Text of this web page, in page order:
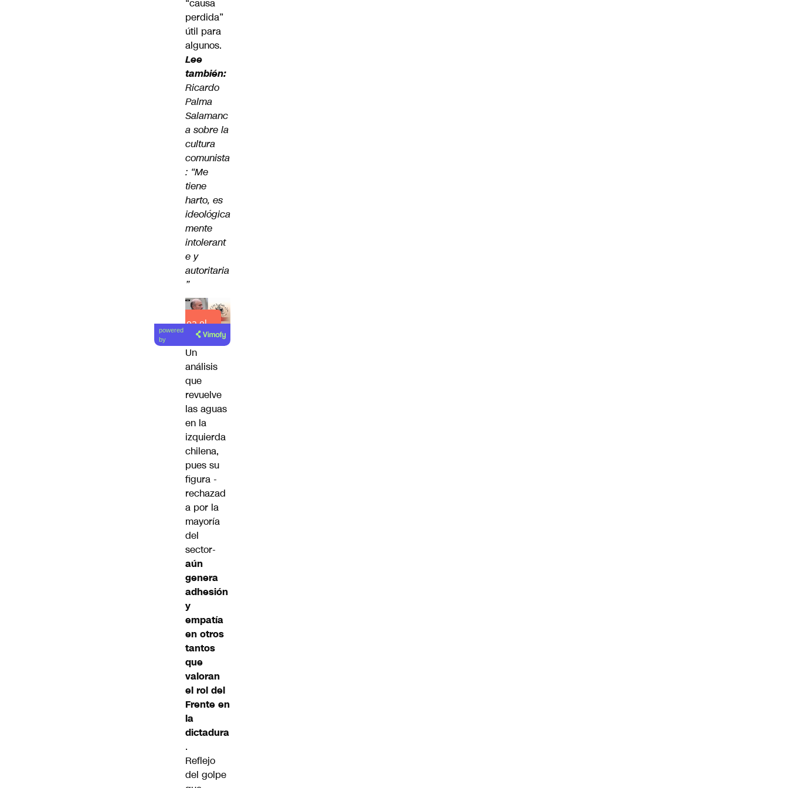
“causa
perdida”
útil para
algunos.
Lee
también:
Ricardo
Palma
Salamanc
a sobre la
cultura
comunista
: “Me
tiene
harto, es
ideológica
mente
intolerant
e y
autoritaria
”
Lea el
artículo
powered
by
Un
análisis
que
revuelve
las aguas
en la
izquierda
chilena,
pues su
figura -
rechazad
a por la
mayoría
del
sector-
aún
genera
adhesión
y
empatía
en otros
tantos
que
valoran
el rol del
Frente en
la
dictadura
.
Reflejo
del golpe